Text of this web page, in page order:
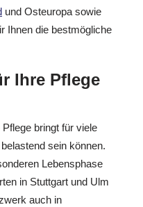
und Osteuropa sowie
Ihnen die bestmögliche
Ihre Pflege
bringt für viele
sein können.
Lebensphase
in Stuttgart und Ulm
auch in